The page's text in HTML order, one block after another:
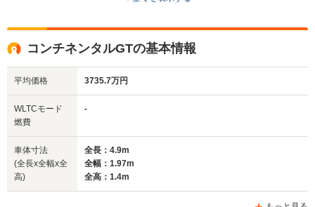
サイズ
(全長x全幅x全高)
1.47m
2ドア
コンチネンタルGTの基本情報
平均価格 3735.7万円
WLTCモード
燃費
-
車体寸法
(全長x全幅x全
高)
全長：4.9m
全幅：1.97m
全高：1.4m